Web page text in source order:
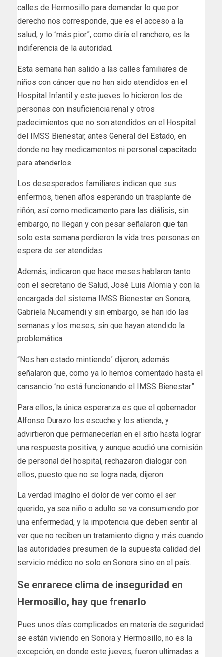
calles de Hermosillo para demandar lo que por
derecho nos corresponde, que es el acceso a la
salud, y lo “más pior”, como diría el ranchero, es la
indiferencia de la autoridad.
Esta semana han salido a las calles familiares de
niños con cáncer que no han sido atendidos en el
Hospital Infantil y este jueves lo hicieron los de
personas con insuficiencia renal y otros
padecimientos que no son atendidos en el Hospital
del IMSS Bienestar, antes General del Estado, en
donde no hay medicamentos ni personal capacitado
para atenderlos.
Los desesperados familiares indican que sus
enfermos, tienen años esperando un trasplante de
riñón, así como medicamento para las diálisis, sin
embargo, no llegan y con pesar señalaron que tan
solo esta semana perdieron la vida tres personas en
espera de ser atendidas.
Además, indicaron que hace meses hablaron tanto
con el secretario de Salud, José Luis Alomía y con la
encargada del sistema IMSS Bienestar en Sonora,
Gabriela Nucamendi y sin embargo, se han ido las
semanas y los meses, sin que hayan atendido la
problemática.
“Nos han estado mintiendo” dijeron, además
señalaron que, como ya lo hemos comentado hasta el
cansancio “no está funcionando el IMSS Bienestar”.
Para ellos, la única esperanza es que el gobernador
Alfonso Durazo los escuche y los atienda, y
advirtieron que permanecerían en el sitio hasta lograr
una respuesta positiva, y aunque acudió una comisión
de personal del hospital, rechazaron dialogar con
ellos, puesto que no se logra nada, dijeron.
La verdad imagino el dolor de ver como el ser
querido, ya sea niño o adulto se va consumiendo por
una enfermedad, y la impotencia que deben sentir al
ver que no reciben un tratamiento digno y más cuando
las autoridades presumen de la supuesta calidad del
servicio médico no solo en Sonora sino en el país.
Se enrarece clima de inseguridad en
Hermosillo, hay que frenarlo
Pues unos días complicados en materia de seguridad
se están viviendo en Sonora y Hermosillo, no es la
excepción, en donde este jueves, fueron ultimadas a